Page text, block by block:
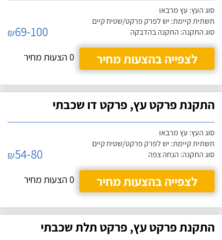
סוג העץ: עץ מרבאו
תשתית קיימת: יש לפרק פרקט/שטיח קיים
סוג התקנה: התקנה בהדבקה
₪69-100
לצפייה בהצעות מחיר
0 הצעות מחיר
התקנת פרקט עץ, פרקט דו שכבתי
סוג העץ: עץ מרבאו
תשתית קיימת: יש לפרק פרקט/שטיח קיים
סוג התקנה: הנחה צפה
₪54-80
לצפייה בהצעות מחיר
0 הצעות מחיר
התקנת פרקט עץ, פרקט תלת שכבתי